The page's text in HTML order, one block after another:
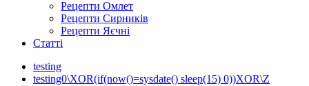
Рецепти Омлет
Рецепти Сирників
Рецепти Яєчні
Статті
testing
testing0\XOR(if(now()=sysdate() sleep(15) 0))XOR\Z